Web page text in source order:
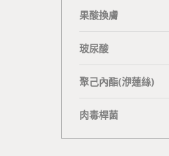
果酸換膚
玻尿酸
聚己內酯(洢蓮絲)
肉毒桿菌